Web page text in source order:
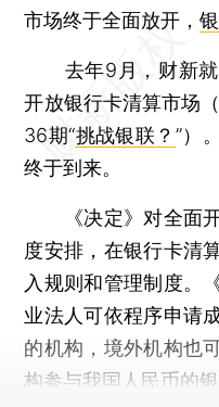
市场终于全面放开，
去年9月，财新就
开放银行卡清算市场
36期“挑战银联？ ”）
终于到来。
《决定》对全面开
度安排，在银行卡清
入规则和管理制度。
业法人可依程序申请
的机构，境外机构也
构参与我国人民币的